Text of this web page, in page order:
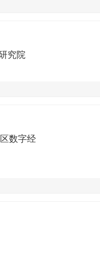
究院
数字经